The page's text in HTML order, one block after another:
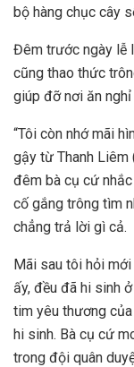
bộ hàng chục cây
Đêm trước ngày lễ
cũng thao thức
giúp đỡ nơi ăn
“Tôi còn nhớ mãi
gậy từ Thanh Liêm
đêm bà cụ cứ
cố gắng trông tìm
chẳng trả lời gì cả.
Mãi sau tôi hỏi
ấy, đều đã hi sinh
tim yêu thương
hi sinh. Bà cụ cứ
trong đội quân